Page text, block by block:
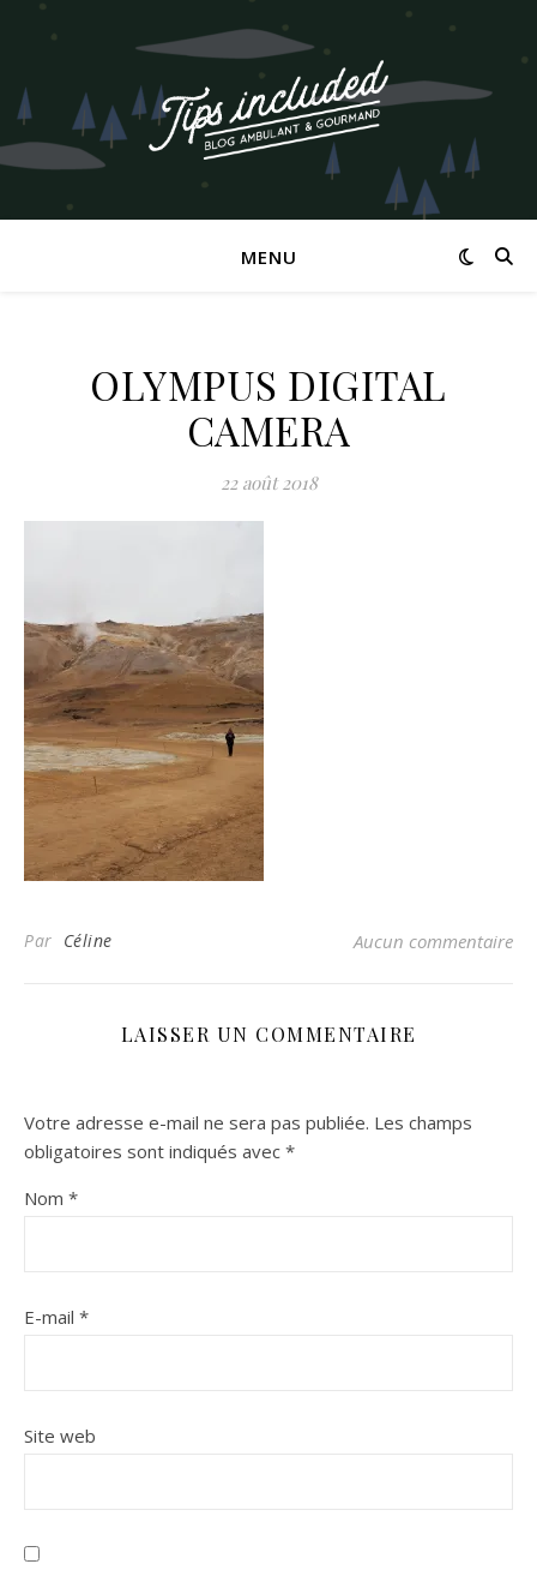
MENU
OLYMPUS DIGITAL
CAMERA
22 août 2018
Par Céline Aucun commentaire
LAISSER UN COMMENTAIRE
Votre adresse e-mail ne sera pas publiée. Les champs
obligatoires sont indiqués avec *
Nom *
E-mail *
Site web